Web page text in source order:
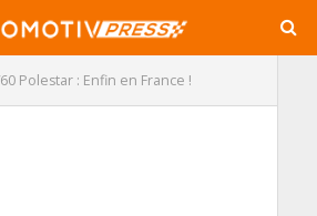
Polestar : Enfin en France !